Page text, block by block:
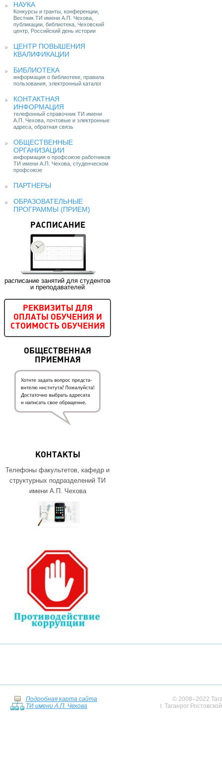
НАУКА
Конкурсы и гранты, конференции,
Вестник ТИ имени А.П. Чехова,
публикации, библиотека, Чеховский
центр, Российский день истории
ЦЕНТР ПОВЫШЕНИЯ
КВАЛИФИКАЦИИ
БИБЛИОТЕКА
информация о библиотеке, правила
пользования, электронный каталог
КОНТАКТНАЯ
ИНФОРМАЦИЯ
телефонный справочник ТИ имени
А.П. Чехова, почтовые и электронные
адреса, обратная связь
ОБЩЕСТВЕННЫЕ
ОРГАНИЗАЦИИ
информация о профсоюзе работников
ТИ имени А.П. Чехова, студенческом
профсоюзе
ПАРТНЕРЫ
ОБРАЗОВАТЕЛЬНЫЕ
ПРОГРАММЫ (ПРИЕМ)
РАСПИСАНИЕ
расписание занятий для студентов
и преподавателей
РЕКВИЗИТЫ ДЛЯ
ОПЛАТЫ ОБУЧЕНИЯ И
СТОИМОСТЬ ОБУЧЕНИЯ
ОБЩЕСТВЕННАЯ
ПРИЕМНАЯ
КОНТАКТЫ
Телефоны факультетов, кафедр и
структурных подразделений ТИ
имени А.П. Чехова
Подробная карта сайта
ТИ имени А.П. Чехова
© 2008–2022
г. Таганрог